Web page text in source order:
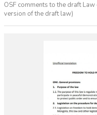
OSF comments to the draft
version of the draft law)